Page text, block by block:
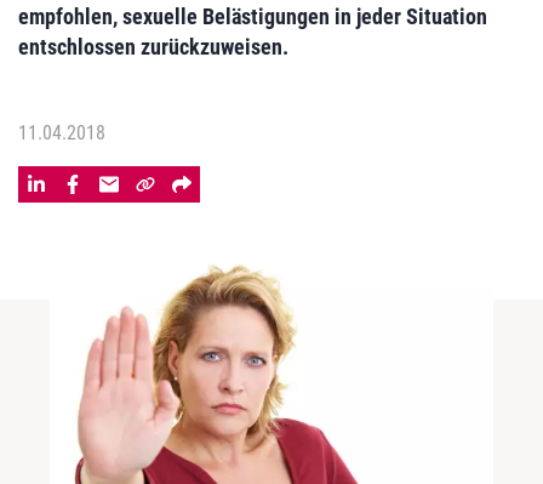
empfohlen, sexuelle Belästigungen in jeder Situation
entschlossen zurückzuweisen.
11.04.2018